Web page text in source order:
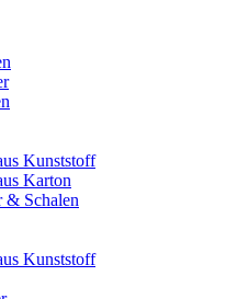
Kunststoff
Karton
& Schalen
Kunststoff